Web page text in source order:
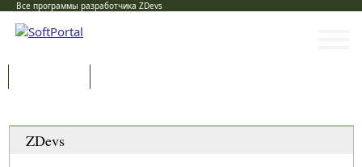
Все программы разработчика ZDevs
ZDevs